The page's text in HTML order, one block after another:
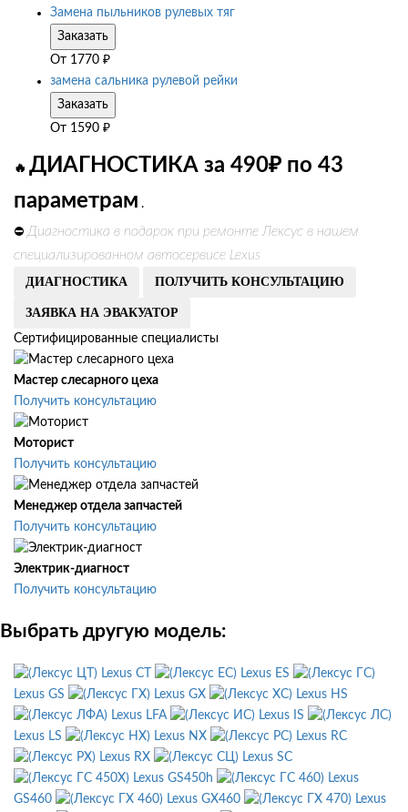
Замена пыльников рулевых тяг
Заказать
От 1770 ₽
замена сальника рулевой рейки
Заказать
От 1590 ₽
🔥 ДИАГНОСТИКА за 490₽ по 43
параметрам .
⛔ Диагностика в подарок при ремонте Лексус в нашем
специализированном автосервисе Lexus
ДИАГНОСТИКА ПОЛУЧИТЬ КОНСУЛЬТАЦИЮ
ЗАЯВКА НА ЭВАКУАТОР
Сертифицированные специалисты
Мастер слесарного цеха
Получить консультацию
Моторист
Получить консультацию
Менеджер отдела запчастей
Получить консультацию
Электрик-диагност
Получить консультацию
Выбрать другую модель:
Lexus CT
Lexus ES
Lexus GS
Lexus GX
Lexus HS
Lexus LFA
Lexus IS
Lexus LS
Lexus NX
Lexus RC
Lexus RX
Lexus SC
Lexus GS450h
Lexus
GS460
Lexus GX460
Lexus